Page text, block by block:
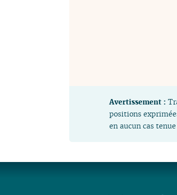
Avertissement :
positions
en aucun cas